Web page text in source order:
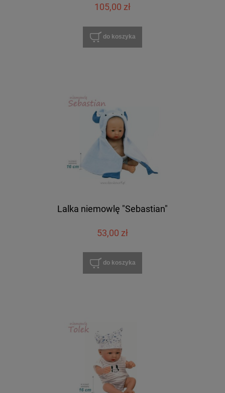
105,00 zł
do koszyka
Lalka niemowlę "Sebastian"
53,00 zł
do koszyka